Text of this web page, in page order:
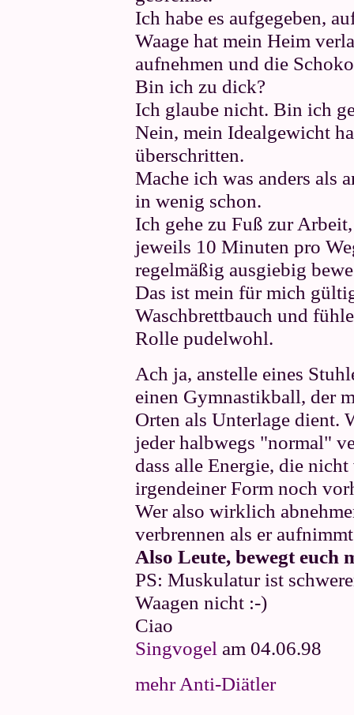
Ich habe es aufgegeben,
Waage hat mein Heim
aufnehmen und die
Bin ich zu dick?
Ich glaube nicht. Bin ich
Nein, mein Idealgewicht
überschritten.
Mache ich was anders als
in wenig schon.
Ich gehe zu Fuß zur
jeweils 10 Minuten pro
regelmäßig ausgiebig
Das ist mein für mich
Waschbrettbauch und
Rolle pudelwohl.
Ach ja, anstelle eines
einen Gymnastikball, der
Orten als Unterlage dient.
jeder halbwegs "normal"
dass alle Energie, die
irgendeiner Form noch
Wer also wirklich
verbrennen als er
Also Leute, bewegt euch
PS: Muskulatur ist
Waagen nicht :-)
Ciao
Singvogel am 04.06.98
mehr Anti-Diätler